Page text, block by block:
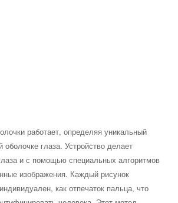
работает, определяя уникальный
оболочке глаза. Устройство делает
и с помощью специальных алгоритмов
изображения. Каждый рисунок
как отпечаток пальца, что